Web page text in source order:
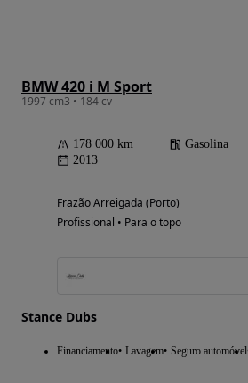
BMW 420 i M Sport
1997 cm3 • 184 cv
178 000 km Gasolina
2013
Frazão Arreigada (Porto)
Profissional • Para o topo
Stance Dubs
Financiamento Lavagem Seguro automóvel